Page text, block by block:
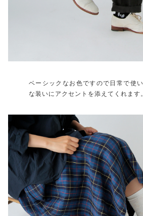
ベーシックなお色ですので日常で使
な装いにアクセントを添えてくれます。